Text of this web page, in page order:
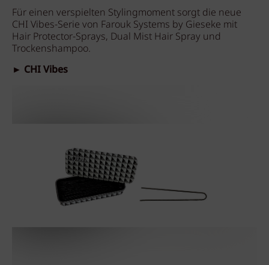
Für einen verspielten Stylingmoment sorgt die neue
CHI Vibes-Serie von Farouk Systems by Gieseke mit
Hair Protector-Sprays, Dual Mist Hair Spray und
Trockenshampoo.
► CHI Vibes